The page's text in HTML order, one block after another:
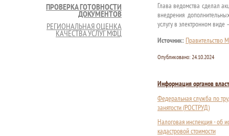
ПРОВЕРКА ГОТОВНОСТИ
ДОКУМЕНТОВ
РЕГИОНАЛЬНАЯ ОЦЕНКА
КАЧЕСТВА УСЛУГ МФЦ
Глава ведомства сделал
внедрения
услугу в электронном виде
Источник: Правительство
Опубликовано: 24.10.2024
Информация органов
Федеральная служба по
занятости (РОСТРУД)
Налоговая инспекция - об
кадастровой стоимости